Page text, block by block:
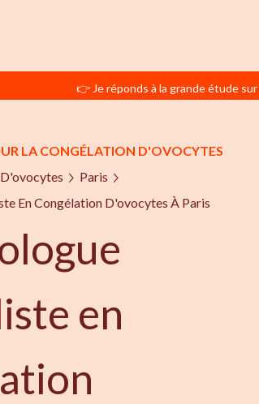
👉 Je réponds à la grande étude
LA CONGÉLATION D'OVOCYTES
Paris
En Congélation D'ovocytes À Paris
en